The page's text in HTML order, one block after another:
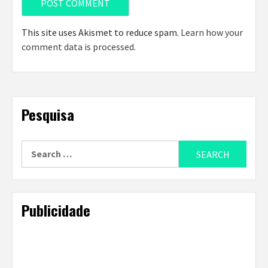
This site uses Akismet to reduce spam. Learn how your
comment data is processed.
Pesquisa
Publicidade